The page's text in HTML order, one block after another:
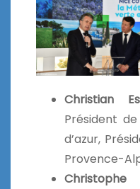
Christian
Président
d’azur,
Provence-
Christophe